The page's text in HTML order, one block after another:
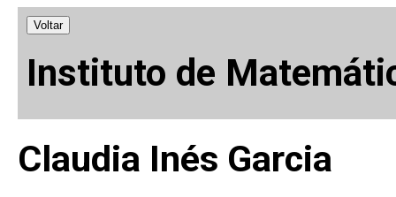
Voltar
Instituto de
Claudia Inés Garcia